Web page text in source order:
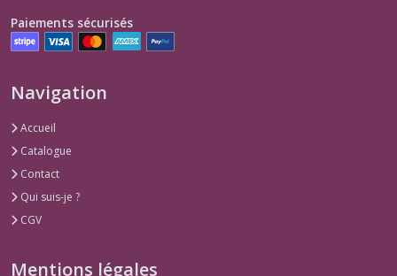
(1)
infirmières
(1)
Sorcières
et
(1)
oiseaux
Paiements sécurisés
Navigation
Accueil
Catalogue
Contact
Qui suis-je ?
CGV
Mentions légales